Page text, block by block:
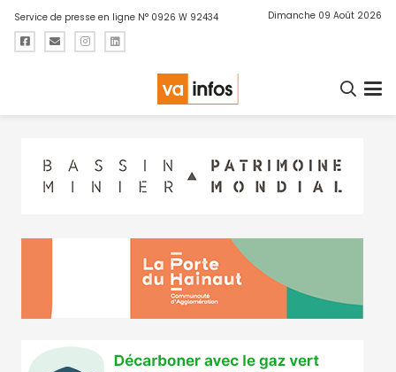
Service de presse en ligne N° 0926 W 92434 Dimanche 09 Août 2026